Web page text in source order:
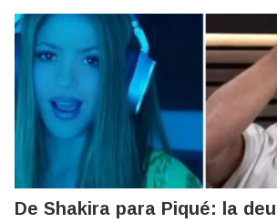
De Shakira para Piqué: la